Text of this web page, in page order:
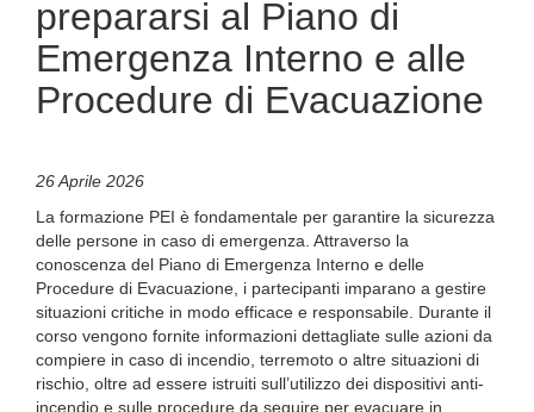
prepararsi al Piano di
Emergenza Interno e alle
Procedure di Evacuazione
26 Aprile 2026
La formazione PEI è fondamentale per garantire la sicurezza
delle persone in caso di emergenza. Attraverso la
conoscenza del Piano di Emergenza Interno e delle
Procedure di Evacuazione, i partecipanti imparano a gestire
situazioni critiche in modo efficace e responsabile. Durante il
corso vengono fornite informazioni dettagliate sulle azioni da
compiere in caso di incendio, terremoto o altre situazioni di
rischio, oltre ad essere istruiti sull’utilizzo dei dispositivi anti-
incendio e sulle procedure da seguire per evacuare in